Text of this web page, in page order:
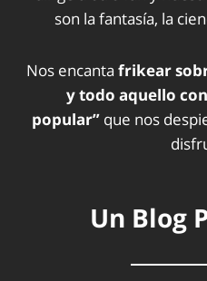
son la fantasía, la
Nos encanta frikear
y todo aquello
popular” que nos
Un Blog